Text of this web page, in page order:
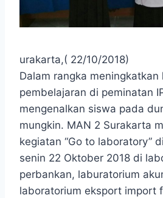
urakarta,( 22/10/2018)
Dalam rangka meningkatkan
pembelajaran di peminatan
mengenalkan siswa pada
mungkin. MAN 2 Surakarta
kegiatan “Go to laboratory”
senin 22 Oktober 2018 di
perbankan, laburatorium
laboratorium eksport import